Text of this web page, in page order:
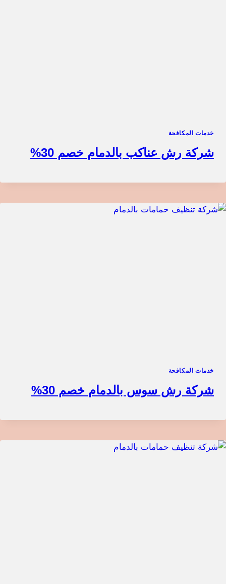
خدمات المكافحة
شركة رش عناكب بالدمام خصم 30%
خدمات المكافحة
شركة رش سوس بالدمام خصم 30%